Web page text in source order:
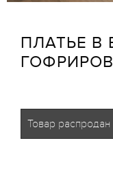
ПЛАТЬЕ В
Товар распродан